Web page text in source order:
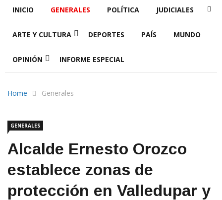
INICIO GENERALES POLÍTICA JUDICIALES
ARTE Y CULTURA DEPORTES PAÍS MUNDO
OPINIÓN INFORME ESPECIAL
Home Generales
GENERALES
Alcalde Ernesto Orozco
establece zonas de
protección en Valledupar y